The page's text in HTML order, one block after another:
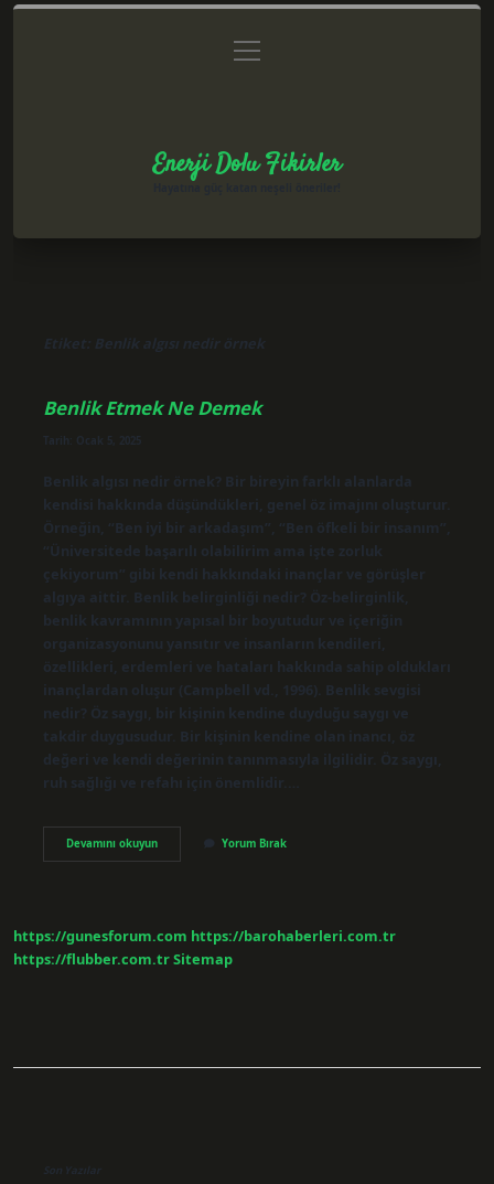
Gizlilik Politikası
menüyü
aç
Enerji Dolu Fikirler
Etiket: Benlik algısı nedir örnek
Benlik Etmek Ne Demek
Tarih: Ocak 5, 2025
Benlik algısı nedir örnek? Bir bireyin farklı alanlarda
kendisi hakkında düşündükleri, genel öz imajını oluşturur.
Örneğin, “Ben iyi bir arkadaşım”, “Ben öfkeli bir insanım”,
“Üniversitede başarılı olabilirim ama işte zorluk
çekiyorum” gibi kendi hakkındaki inançlar ve görüşler
algıya aittir. Benlik belirginliği nedir? Öz-belirginlik,
benlik kavramının yapısal bir boyutudur ve içeriğin
organizasyonunu yansıtır ve insanların kendileri,
özellikleri, erdemleri ve hataları hakkında sahip oldukları
inançlardan oluşur (Campbell vd., 1996). Benlik sevgisi
nedir? Öz saygı, bir kişinin kendine duyduğu saygı ve
takdir duygusudur. Bir kişinin kendine olan inancı, öz
değeri ve kendi değerinin tanınmasıyla ilgilidir. Öz saygı,
ruh sağlığı ve refahı için önemlidir.…
Devamını okuyunBenlik
Etmek
Yorum Bırak
https://gunesforum.com https://barohaberleri.com.tr
https://flubber.com.trSitemap
Son Yazılar